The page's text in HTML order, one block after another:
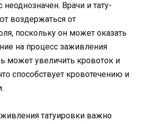
неоднозначен. Врачи и тату-
воздержаться от
поскольку он может оказать
на процесс заживления
может увеличить кровоток и
способствует кровотечению и
татуировки важно